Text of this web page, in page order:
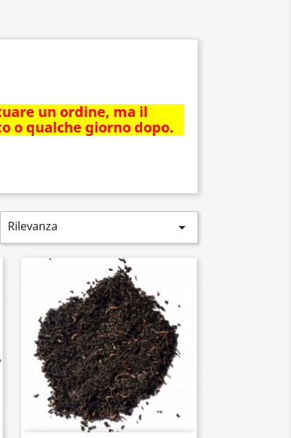
un ordine, ma il
o qualche giorno dopo.
Rilevanza 